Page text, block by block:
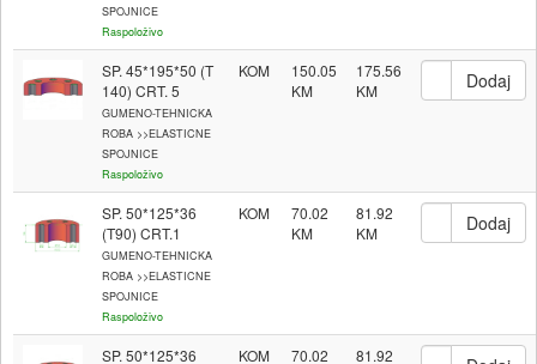
SPOJNICE
Raspoloživo
SP. 45*195*50 (T
140) CRT. 5
GUMENO-TEHNICKA
ROBA >>ELASTICNE
SPOJNICE
Raspoloživo
KOM 150.05 175.56
SP. 50*125*36
(T90) CRT.1
GUMENO-TEHNICKA
ROBA >>ELASTICNE
SPOJNICE
Raspoloživo
KOM 70.02 81.92
SP. 50*125*36
KOM 70.02 81.92